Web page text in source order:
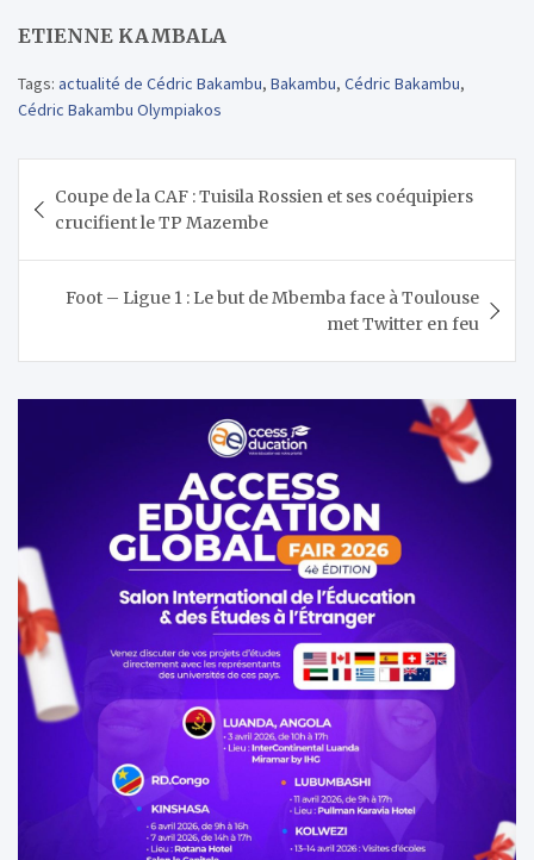
ETIENNE KAMBALA
Tags: actualité de Cédric Bakambu, Bakambu, Cédric Bakambu,
Cédric Bakambu Olympiakos
de
l’article
Coupe de la CAF : Tuisila Rossien et ses coéquipiers
crucifient le TP Mazembe
Foot – Ligue 1 : Le but de Mbemba face à Toulouse
met Twitter en feu